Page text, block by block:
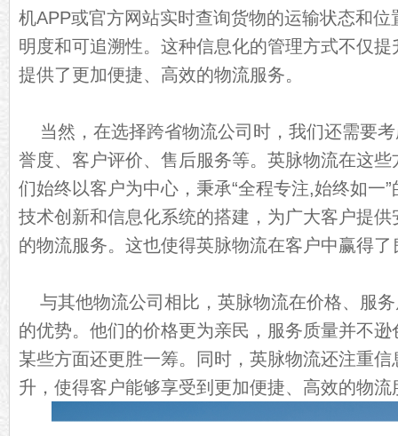
机APP或官方网站实时查询货物的运输状态和
明度和可追溯性。这种信息化的管理方式不仅
提供了更加便捷、高效的物流服务。
当然，在选择跨省物流公司时，我们还需要
誉度、客户评价、售后服务等。英脉物流在这
们始终以客户为中心，秉承“全程专注,始终如一
技术创新和信息化系统的搭建，为广大客户提
的物流服务。这也使得英脉物流在客户中赢得
与其他物流公司相比，英脉物流在价格、服
的优势。他们的价格更为亲民，服务质量并不
某些方面还更胜一筹。同时，英脉物流还注重
升，使得客户能够享受到更加便捷、高效的物流